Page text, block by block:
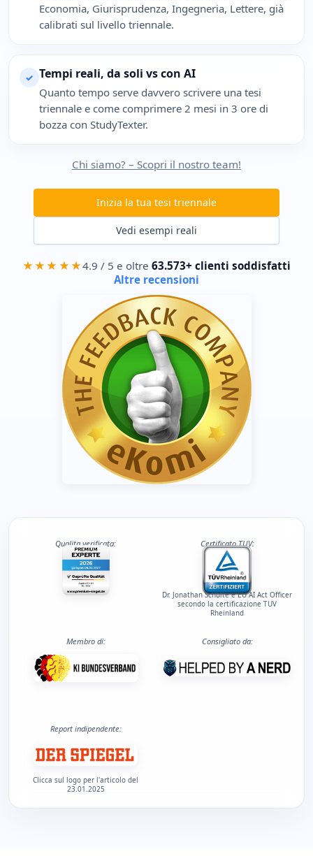
Economia, Giurisprudenza, Ingegneria, Lettere, già
calibrati sul livello triennale.
✓ Tempi reali, da soli vs con AI
Quanto tempo serve davvero scrivere una tesi
triennale e come comprimere 2 mesi in 3 ore di
bozza con StudyTexter.
Chi siamo? – Scopri il nostro team!
Inizia la tua tesi triennale
Vedi esempi reali
★★★★★4.9 / 5 e oltre63.573+ clienti soddisfatti
Altre recensioni
Qualita verificata: Certificato TUV:
Dr. Jonathan Schulte e EU AI Act Officer
secondo la certificazione TUV
Rheinland
Membro di: Consigliato da:
Report indipendente:
Clicca sul logo per l'articolo del
23.01.2025